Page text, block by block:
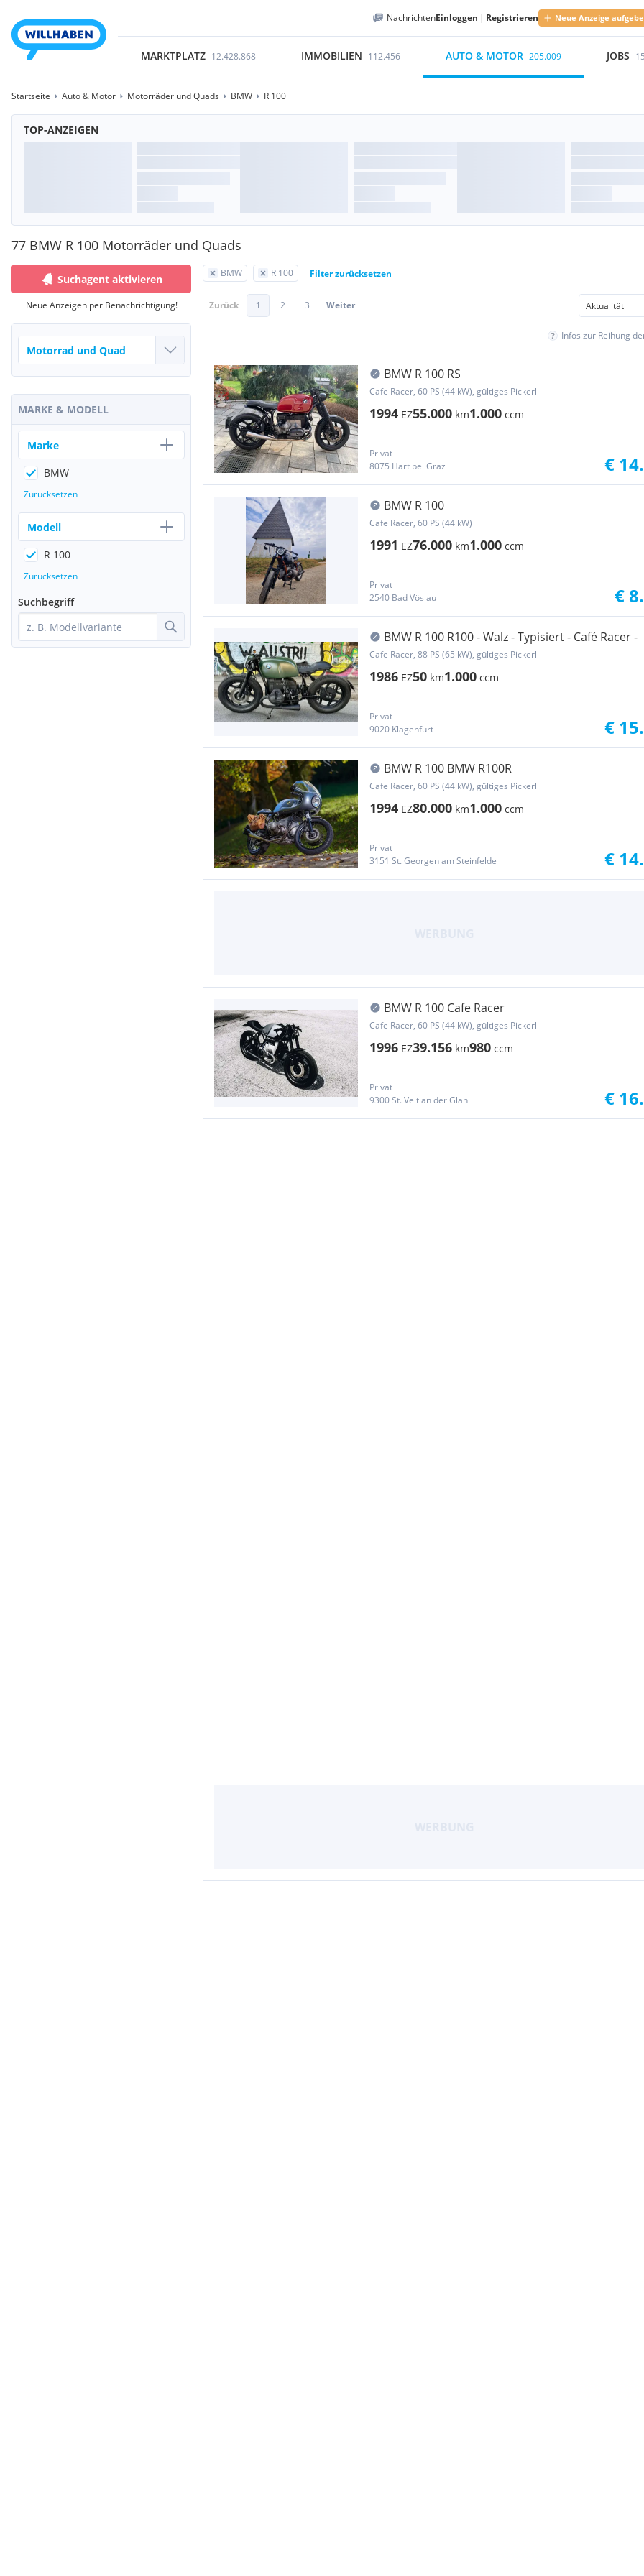
NachrichtenEinloggen | Registrieren Neue Anzeige
MARKTPLATZ 12.428.868 IMMOBILIEN 112.456 AUTO & MOTOR 205.009 JOBS
Startseite Auto & Motor Motorräder und Quads BMW R 100
TOP-ANZEIGEN
77 BMW R 100 Motorräder und Quads
BMW R 100 Filter zurücksetzen
Zurück 1 2 3 Weiter
Infos zur Reihung
BMW R 100 RS
Cafe Racer, 60 PS (44 kW), gültiges Pickerl
1994 EZ55.000 km1.000 ccm
Privat
8075 Hart bei Graz
€
BMW R 100
Cafe Racer, 60 PS (44 kW)
1991 EZ76.000 km1.000 ccm
Privat
2540 Bad Vöslau
€
BMW R 100 R100 - Walz - Typisiert - Café Racer -
Cafe Racer, 88 PS (65 kW), gültiges Pickerl
1986 EZ50 km1.000 ccm
Privat
9020 Klagenfurt
€
BMW R 100 BMW R100R
Cafe Racer, 60 PS (44 kW), gültiges Pickerl
1994 EZ80.000 km1.000 ccm
Privat
3151 St. Georgen am Steinfelde
€
BMW R 100 Cafe Racer
Cafe Racer, 60 PS (44 kW), gültiges Pickerl
1996 EZ39.156 km980 ccm
Privat
9300 St. Veit an der Glan
€
Suchagent aktivieren
Neue Anzeigen per Benachrichtigung!
MARKE & MODELL
Marke
BMW
Zurücksetzen
Modell
R 100
Zurücksetzen
Suchbegriff